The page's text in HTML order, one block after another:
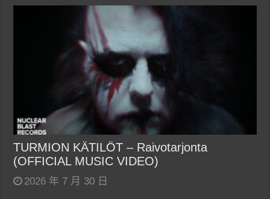
TURMION KÄTILÖT – Raivotarjonta
(OFFICIAL MUSIC VIDEO)
2026 年 7 月 30 日